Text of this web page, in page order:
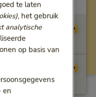
Vergoeding
te laten
, het gebruik
analytische
op basis van
en